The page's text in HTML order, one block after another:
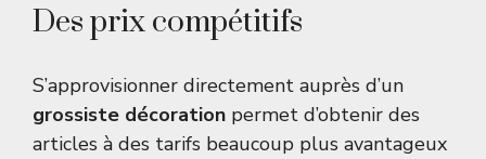
Des prix compétitifs
S’approvisionner directement auprès d’un
grossiste décoration permet d’obtenir des
articles à des tarifs beaucoup plus avantageux